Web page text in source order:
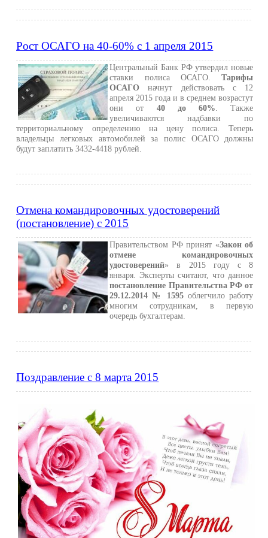
Рост ОСАГО на 40-60% с 1 апреля 2015
Центральный Банк РФ утвердил новые
ставки полиса ОСАГО.Тарифы
ОСАГО начнут действовать с 12
апреля 2015 года и в среднем возрастут
они от 40 до 60% . Также
увеличиваются надбавки по
территориальному определению на цену полиса. Теперь
владельцы легковых автомобилей за полис ОСАГО должны
будут заплатить 3432-4418 рублей.
Отмена командировочных удостоверений
(постановление) с 2015
Правительством РФ принят «Закон об
отмене командировочных
удостоверений» в 2015 году с 8
января. Эксперты считают, что данное
постановление Правительства РФ от
29.12.2014 № 1595облегчило работу
многим сотрудникам, в первую
очередь бухгалтерам.
Поздравление с 8 марта 2015